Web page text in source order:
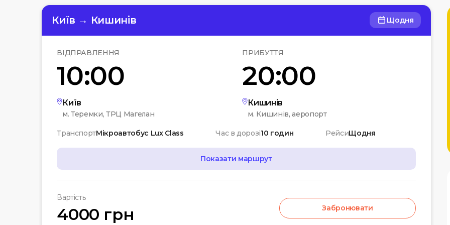
Київ → Кишинів Щодня
ВІДПРАВЛЕННЯ
10:00
Київ
м. Теремки, ТРЦ Магелан
ПРИБУТТЯ
20:00
Кишинів
м. Кишинів, аеропорт
ТранспортМікроавтобус Lux Class Час в дорозі10 годин РейсиЩодня
Показати маршрут
07:00
Автостанція
Вартість
4000 грн Забронювати